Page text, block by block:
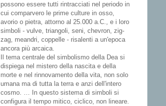
possono essere tutti rintracciati nel periodo in
cui comparvero le prime culture in osso,
avorio o pietra, attorno al 25.000 a.C., e i loro
simboli - vulve, triangoli, seni, chevron, zig-
zag, meandri, coppelle - risalenti a un'epoca
ancora più arcaica.
Il tema centrale del simbolismo della Dea si
dispiega nel mistero della nascita e della
morte e nel rinnovamento della vita, non solo
umana ma di tutta la terra e anzi dell'intero
cosmo. … In questo sistema di simboli si
configura il tempo mitico, ciclico, non lineare.